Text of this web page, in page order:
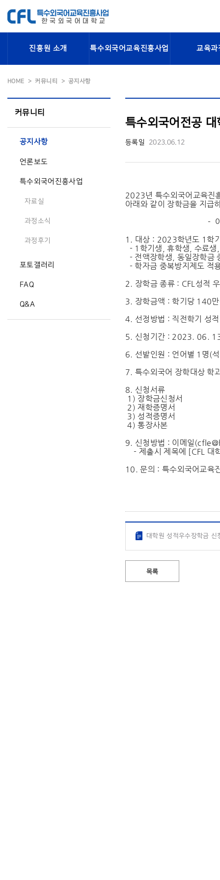
진흥원 소개 특수외국어교육진흥사업 교육과
HOME 커뮤니티 공지사항
커뮤니티
공지사항
언론보도
특수외국어진흥사업
자료실
과정소식
과정후기
포토갤러리
FAQ
Q&A
특수외국어전공
등록일 2023.06.12
2023년 특수외국어교육진
아래와 같이 장학금을 지급
- 아
1. 대상 : 2023학년도 1학
- 1학기생, 휴학생, 수료생
- 전액장학생, 동일장학금
- 학자금 중복방지제도 적
2. 장학금 종류 : CFL성적
3. 장학금액 : 학기당 140
4. 선정방법 : 직전학기 성
5. 신청기간 : 2023. 06.
6. 선발인원 : 언어별 1명(
7. 특수외국어 장학대상 학
8. 신청서류
1) 장학금신청서
2) 재학증명서
3) 성적증명서
4) 통장사본
9. 신청방법 : 이메일(
- 제출시 제목에 [CFL 대
10. 문의 : 특수외국어교
대학원 성적우수장학금
목록